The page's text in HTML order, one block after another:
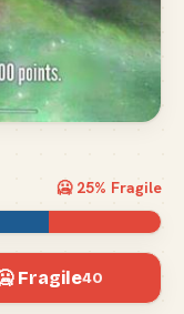
🥶 25% Fragile
Fragile40